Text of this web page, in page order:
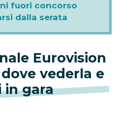
fuori concorso
dalla serata
Eurovision
vederla e
in gara